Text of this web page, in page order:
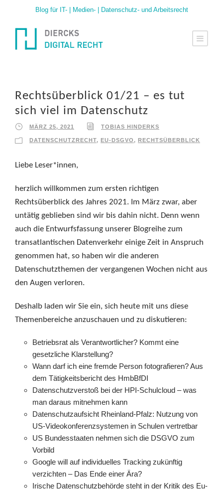
Blog für IT- | Medien- | Datenschutz- und Arbeitsrecht
Rechtsüberblick 01/21 – es tut
sich viel im Datenschutz
MÄRZ 25, 2021 TOBIAS HINDERKS
DATENSCHUTZRECHT, EU-DSGVO, RECHTSÜBERBLICK
Liebe Leser*innen,
herzlich willkommen zum ersten richtigen
Rechtsüberblick des Jahres 2021. Im März zwar, aber
untätig geblieben sind wir bis dahin nicht. Denn wenn
auch die Entwurfsfassung unserer Blogreihe zum
transatlantischen Datenverkehr einige Zeit in Anspruch
genommen hat, so haben wir die anderen
Datenschutzthemen der vergangenen Wochen nicht aus
den Augen verloren.
Deshalb laden wir Sie ein, sich heute mit uns diese
Themenbereiche anzuschauen und zu diskutieren:
Betriebsrat als Verantwortlicher? Kommt eine
gesetzliche Klarstellung?
Wann darf ich eine fremde Person fotografieren? Aus
dem Tätigkeitsbericht des HmbBfDI
Datenschutzverstoß bei der HPI-Schulcloud – was
man daraus mitnehmen kann
Datenschutzaufsicht Rheinland-Pfalz: Nutzung von
US-Videokonferenzsystemen in Schulen vertretbar
US Bundesstaaten nehmen sich die DSGVO zum
Vorbild
Google will auf individuelles Tracking zukünftig
verzichten – Das Ende einer Ära?
Irische Datenschutzbehörde steht in der Kritik des Eu-